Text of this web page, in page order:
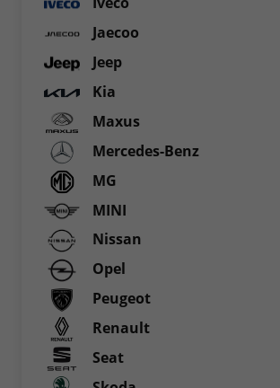
Jaecoo
Jeep
Kia
Maxus
Mercedes-Benz
MG
MINI
Nissan
Opel
Peugeot
Renault
Seat